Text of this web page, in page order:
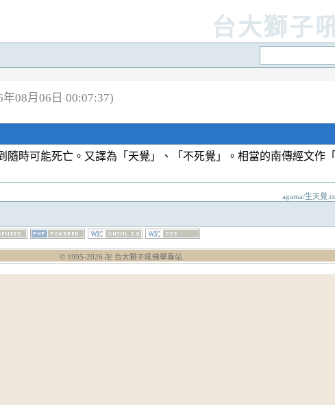
台大獅子
08月06日 00:07:37)
隨時可能死亡。又譯為「天覺」、「不死覺」。相當的南傳經文作
agama/生天覺
© 1995-2026 卍 台大獅子吼佛學專站